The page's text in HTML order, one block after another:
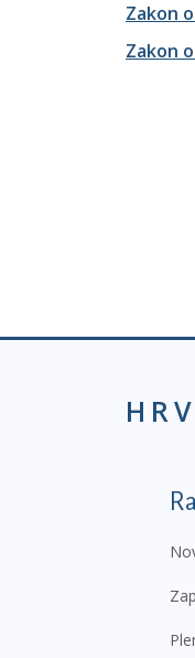
Zakon
Zakon